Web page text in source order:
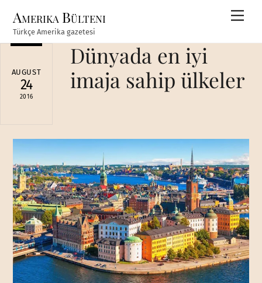
content
Amerika Bülteni
Türkçe Amerika gazetesi
AUGUST
24
2016
Dünyada en iyi
imaja sahip ülkeler